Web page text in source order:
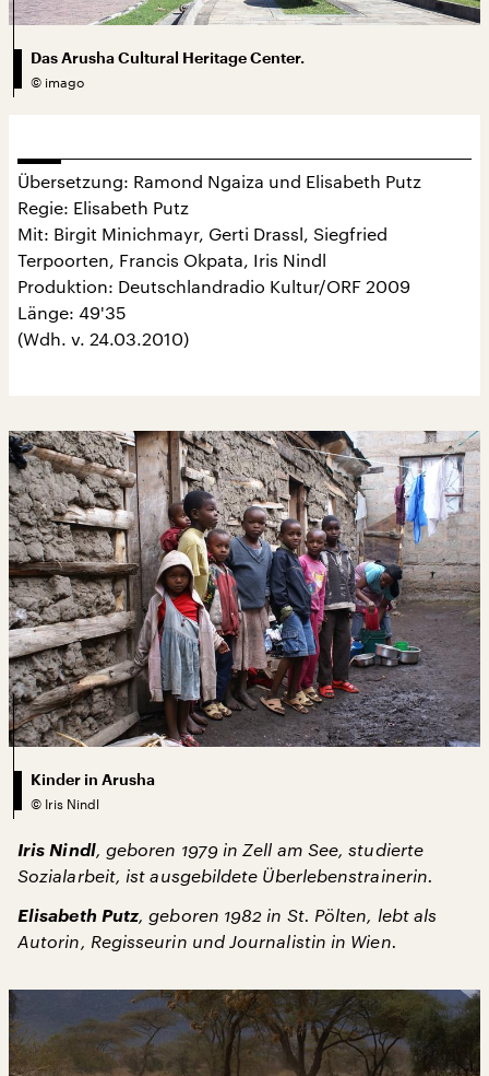
Das Arusha Cultural Heritage Center.
© imago
Übersetzung: Ramond Ngaiza und Elisabeth Putz
Regie: Elisabeth Putz
Mit: Birgit Minichmayr, Gerti Drassl, Siegfried
Terpoorten, Francis Okpata, Iris Nindl
Produktion: Deutschlandradio Kultur/ORF 2009
Länge: 49'35
(Wdh. v. 24.03.2010)
Kinder in Arusha
© Iris Nindl
Iris Nindl, geboren 1979 in Zell am See, studierte
Sozialarbeit, ist ausgebildete Überlebenstrainerin.
Elisabeth Putz, geboren 1982 in St. Pölten, lebt als
Autorin, Regisseurin und Journalistin in Wien.